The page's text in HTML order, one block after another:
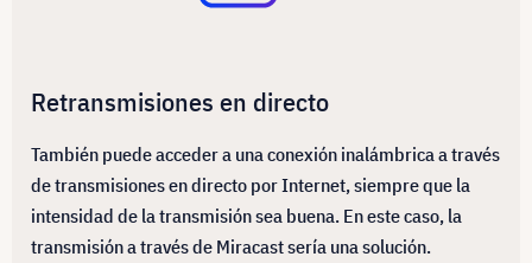
Retransmisiones en directo
También puede acceder a una conexión inalámbrica a través
de transmisiones en directo por Internet, siempre que la
intensidad de la transmisión sea buena. En este caso, la
transmisión a través de Miracast sería una solución.